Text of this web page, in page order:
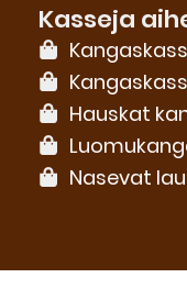
Kasseja
Hauskat
Nasevat